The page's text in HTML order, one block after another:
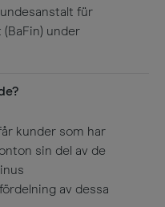
für
under
kunder som har
sin del av de
av dessa